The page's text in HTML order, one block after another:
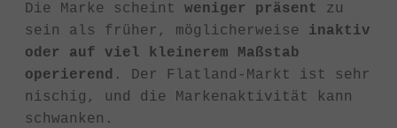
Die Marke scheint weniger präsent
zu
sein als früher, möglicherweise inaktiv
oder auf viel kleinerem Maßstab
operierend . Der Flatland-Markt ist sehr
nischig, und die Markenaktivität kann
schwanken.